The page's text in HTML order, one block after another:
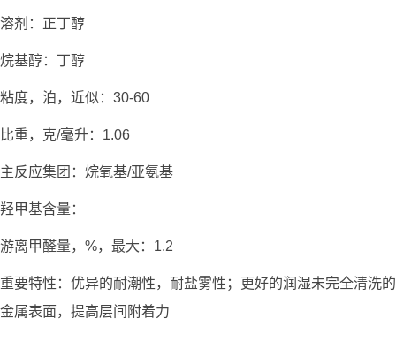
溶剂：正丁醇
烷基醇：丁醇
粘度，泊，近似：30-60
比重，克/毫升：1.06
主反应集团：烷氧基/亚氨基
羟甲基含量：
游离甲醛量，%，最大：1.2
重要特性：优异的耐潮性，耐盐雾性；更好的润湿未完全清洗的
金属表面，提高层间附着力